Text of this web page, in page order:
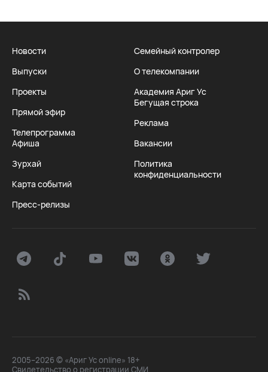
Новости
Выпуски
Проекты
Прямой эфир
Телепрограмма
Афиша
Зурхай
Карта событий
Пресс-релизы
Семейный контролер
О телекомпании
Академия Ариг Ус
Бегущая строка
Реклама
Вакансии
Политика
конфиденциальности
2005–2026 © «Ариг Ус online» 18+
Свидетельство о регистрации СМИ